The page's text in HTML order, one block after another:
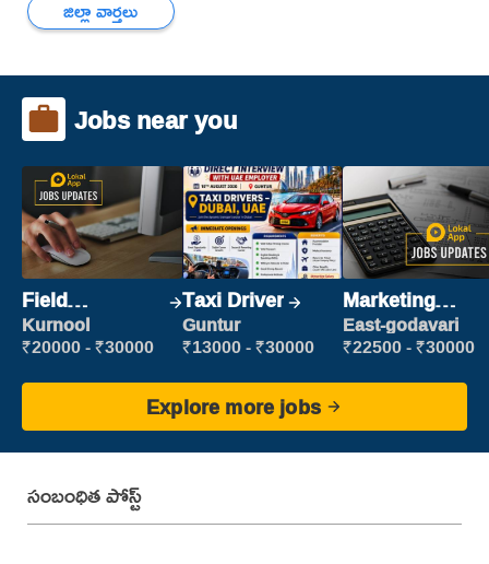
జిల్లా వార్తలు
Jobs near you
Field
Marketing
Executive
Kurnool
₹20000 - ₹30000
Taxi Driver
Guntur
₹13000 - ₹30000
Marketing
Executive
East-godavari
₹22500 - ₹30000
Explore more jobs
సంబంధిత పోస్ట్